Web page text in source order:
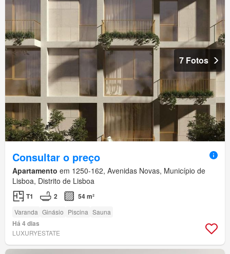
7 Fotos
Consultar o preço
Apartamento em 1250-162, Avenidas Novas, Município de
Lisboa, Distrito de Lisboa
T1 2 54 m²
Varanda Ginásio Piscina Sauna
Há 4 dias
LUXURYESTATE